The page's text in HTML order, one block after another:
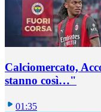
Calciomercato,
stanno così…"
01:35